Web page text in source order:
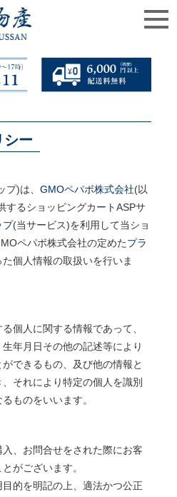
シー
プ)は、 GMOペパボ株式会社(以
するショッピングカートASPサ
プ(当サービス)を利用して当ショ
ペパボ株式会社の定めたプラ
た個人情報の取扱いを行いま
個人に関する情報であって、
年月日その他の記述等により
できるもの、及び他の情報と
それにより特定の個人を識別
ものをいいます。
、お問合せをされた際にお客
がございます。
的を明記の上、適法かつ公正